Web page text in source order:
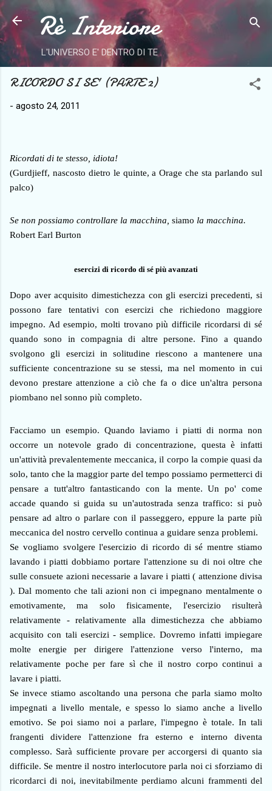
Passa ai contenuti principali
Rè Interiore
L'UNIVERSO E' DENTRO DI TE
RICORDO SI SE' (PARTE 2)
- agosto 24, 2011
Ricordati di te stesso, idiota!
(Gurdjieff, nascosto dietro le quinte, a Orage che sta parlando sul
palco)
Se non possiamo controllare la macchina, siamo la macchina.
Robert Earl Burton
esercizi di ricordo di sé più avanzati
Dopo aver acquisito dimestichezza con gli esercizi precedenti, si
possono fare tentativi con esercizi che richiedono maggiore
impegno. Ad esempio, molti trovano più difficile ricordarsi di sé
quando sono in compagnia di altre persone. Fino a quando
svolgono gli esercizi in solitudine riescono a mantenere una
sufficiente concentrazione su se stessi, ma nel momento in cui
devono prestare attenzione a ciò che fa o dice un'altra persona
piombano nel sonno più completo.
Facciamo un esempio. Quando laviamo i piatti di norma non
occorre un notevole grado di concentrazione, questa è infatti
un'attività prevalentemente meccanica, il corpo la compie quasi da
solo, tanto che la maggior parte del tempo possiamo permetterci di
pensare a tutt'altro fantasticando con la mente. Un po' come
accade quando si guida su un'autostrada senza traffico: si può
pensare ad altro o parlare con il passeggero, eppure la parte più
meccanica del nostro cervello continua a guidare senza problemi.
Se vogliamo svolgere l'esercizio di ricordo di sé mentre stiamo
lavando i piatti dobbiamo portare l'attenzione su di noi oltre che
sulle consuete azioni necessarie a lavare i piatti ( attenzione divisa
). Dal momento che tali azioni non ci impegnano mentalmente o
emotivamente, ma solo fisicamente, l'esercizio risulterà
relativamente - relativamente alla dimestichezza che abbiamo
acquisito con tali esercizi - semplice. Dovremo infatti impiegare
molte energie per dirigere l'attenzione verso l'interno, ma
relativamente poche per fare sì che il nostro corpo continui a
lavare i piatti.
Se invece stiamo ascoltando una persona che parla siamo molto
impegnati a livello mentale, e spesso lo siamo anche a livello
emotivo. Se poi siamo noi a parlare, l'impegno è totale. In tali
frangenti dividere l'attenzione fra esterno e interno diventa
complesso. Sarà sufficiente provare per accorgersi di quanto sia
difficile. Se mentre il nostro interlocutore parla noi ci sforziamo di
ricordarci di noi, inevitabilmente perdiamo alcuni frammenti del